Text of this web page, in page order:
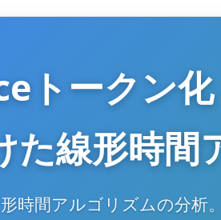
トークン
た線形時間
時間アルゴリズムの分析